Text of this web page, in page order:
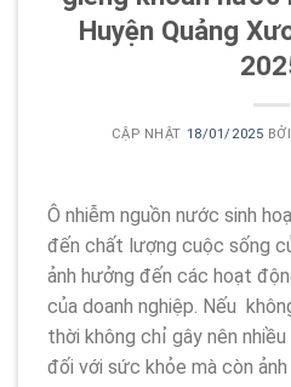
Huyện Quảng
CẬP NHẬT 18/01/2025
Ô nhiễm nguồn nước sinh
đến chất lượng cuộc sống
ảnh hưởng đến các hoạt
của doanh nghiệp. Nếu
thời không chỉ gây nên
đối với sức khỏe mà còn